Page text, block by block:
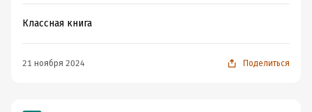
Классная книга
21 ноября 2024 Поделиться